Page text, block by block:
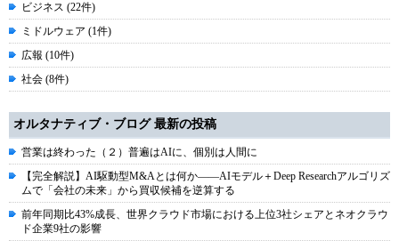
ビジネス (22件)
ミドルウェア (1件)
広報 (10件)
社会 (8件)
オルタナティブ・ブログ 最新の投稿
営業は終わった（２）普遍はAIに、個別は人間に
【完全解説】AI駆動型M&Aとは何か――AIモデル＋Deep Researchアルゴリズ
ムで「会社の未来」から買収候補を逆算する
前年同期比43%成長、世界クラウド市場における上位3社シェアとネオクラウ
ド企業9社の影響